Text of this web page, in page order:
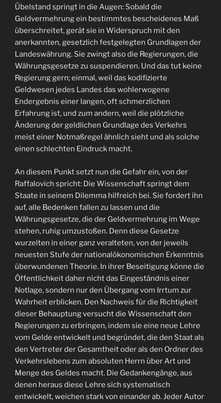
Übelstand springt in die Augen: Sobald die
Geldvermehrung ein bestimmtes bescheidenes Maß
überschreitet, gerät sie in Widerspruch mit den
anerkannten, gesetzlich festgelegten Grundlagen der
Landeswährung. Sie zwingt also die Regierungen, die
Währungsgesetze zu suspendieren. Und das tut keine
Regierung gern; einmal, weil das kodifizierte
Geldwesen jedes Landes das wohlerwogene
Endergebnis einer langen, oft schmerzlichen
Erfahrung ist, und zum andern, weil die plötzliche
Änderung der geldlichen Grundlage des Verkehrs
meist einer Notmaßregel ähnlich sieht und als solche
einen schlechten Eindruck macht.
An diesem Punkt setzt nun die Gefahr ein, von der
Raffalovich spricht: Die Wissenschaft springt dem
Staate in seinem Dilemma hilfreich bei. Sie fordert ihn
auf, alle Bedenken fallen zu lassen und die
Währungsgesetze, die der Geldvermehrung im Wege
stehen, ruhig umzustoßen. Denn diese Gesetze
wurzelten in einer ganz veralteten, von der jeweils
neuesten Stufe der nationalökonomischen Erkenntnis
überwundenen Theorie. In ihrer Beseitigung könne die
Öffentlichkeit daher nicht das Eingeständnis einer
Notlage, sondern nur den Übergang vom Irrtum zur
Wahrheit erblicken. Den Nachweis für die Richtigkeit
dieser Behauptung versucht die Wissenschaft den
Regierungen zu erbringen, indem sie eine neue Lehre
vom Gelde entwickelt und begründet, die den Staat als
den Vertreter der Gesamtheit oder als den Ordner des
Verkehrslebens zum absoluten Herrn über Art und
Menge des Geldes macht. Die Gedankengänge, aus
denen heraus diese Lehre sich systematisch
entwickelt, weichen stark von einander ab. Jeder Autor